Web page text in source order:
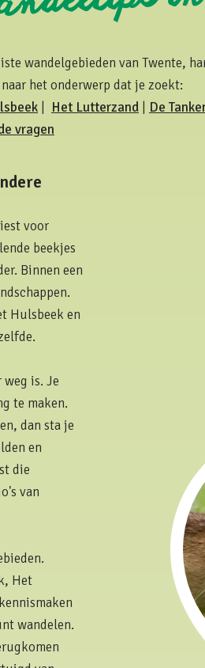
wandelgebieden van Twente,
het onderwerp dat je zoekt:
Het Lutterzand De
vragen
voor
beekjes
Binnen een
Hulsbeek en
is. Je
te maken.
dan sta je
en
die
van
Het
wandelen.